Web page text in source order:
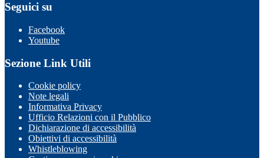
Seguici su
Facebook
Youtube
Sezione Link Utili
Cookie policy
Note legali
Informativa Privacy
Ufficio Relazioni con il Pubblico
Dichiarazione di accessibilità
Obiettivi di accessibilità
Whistleblowing